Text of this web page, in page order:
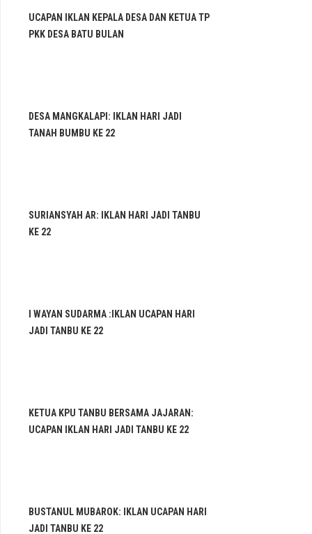
UCAPAN IKLAN KEPALA DESA DAN KETUA TP
PKK DESA BATU BULAN
DESA MANGKALAPI: IKLAN HARI JADI
TANAH BUMBU KE 22
SURIANSYAH AR: IKLAN HARI JADI TANBU
KE 22
I WAYAN SUDARMA :IKLAN UCAPAN HARI
JADI TANBU KE 22
KETUA KPU TANBU BERSAMA JAJARAN:
UCAPAN IKLAN HARI JADI TANBU KE 22
BUSTANUL MUBAROK: IKLAN UCAPAN HARI
JADI TANBU KE 22